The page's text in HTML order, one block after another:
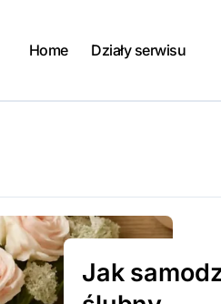
Home Działy serwisu
Jak